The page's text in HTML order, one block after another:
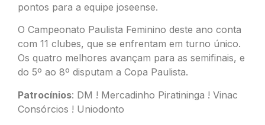
pontos para a equipe joseense.
O Campeonato Paulista Feminino deste ano conta
com 11 clubes, que se enfrentam em turno único.
Os quatro melhores avançam para as semifinais, e
do 5º ao 8º disputam a Copa Paulista.
Patrocínios: DM ! Mercadinho Piratininga ! Vinac
Consórcios ! Uniodonto